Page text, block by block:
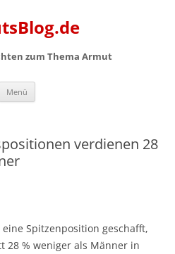
zum Thema Armut
Menü
verdienen 28
Spitzenposition geschafft,
28 % weniger als Männer in